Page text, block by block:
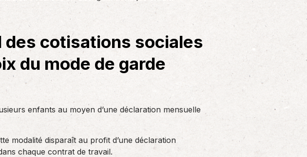
Solutions informatiques
Notre volonté de renforcer l’autonomie
de nos adhérents dans la tenue de leur
comptabilité et le…
des cotisations sociales
du mode de garde
enfants au moyen d’une déclaration mensuelle
modalité disparaît au profit d’une déclaration
chaque contrat de travail.